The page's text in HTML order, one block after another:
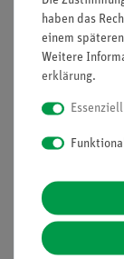
umgeben
Draht, der
oberen
Daten
haben das
einem
Weitere
erklärung.
Essenziell